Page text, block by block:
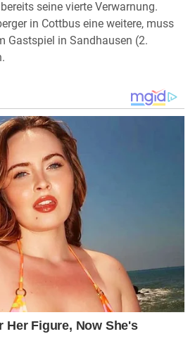
seine vierte Verwarnung.
in Cottbus eine weitere, muss
Gastspiel in Sandhausen (2.